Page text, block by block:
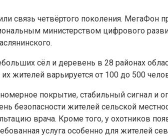
связь четвёртого поколения. МегаФон
министерством цифрового
сёл и деревень в 28 районах
жителей варьируется от 100 до 500
покрытие, стабильный сигнал и
безопасности жителей сельской
врача. Кроме того, у охотников
услуга особенно для жителей